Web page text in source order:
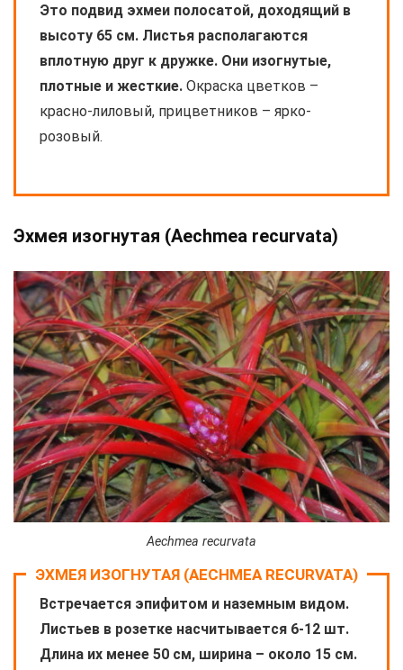
Это подвид эхмеи полосатой, доходящий в
высоту 65 см. Листья располагаются
вплотную друг к дружке. Они изогнутые,
плотные и жесткие. Окраска цветков –
красно-лиловый, прицветников – ярко-
розовый.
Эхмея изогнутая (Aechmea recurvata)
Aechmea recurvata
ЭХМЕЯ ИЗОГНУТАЯ (AECHMEA RECURVATA)
Встречается эпифитом и наземным видом.
Листьев в розетке насчитывается 6-12 шт.
Длина их менее 50 см, ширина – около 15 см.